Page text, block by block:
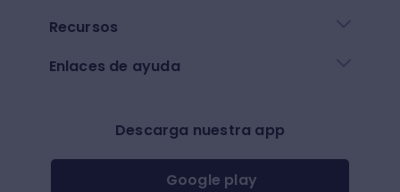
Recursos
Enlaces de ayuda
Descarga nuestra app
Google play